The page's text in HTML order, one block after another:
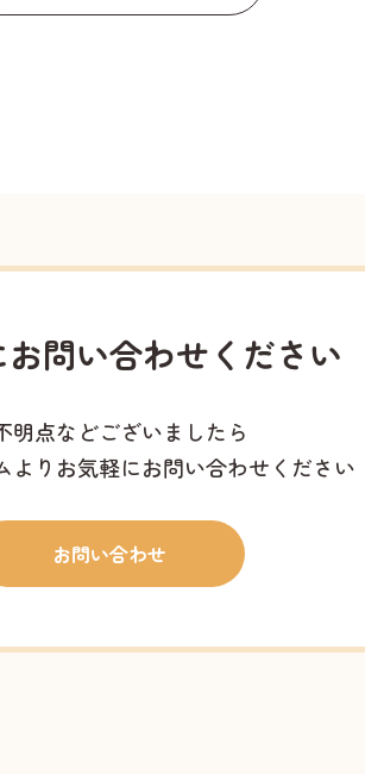
お問い合わせください
明点などございましたら
よりお気軽にお問い合わせください
お問い合わせ